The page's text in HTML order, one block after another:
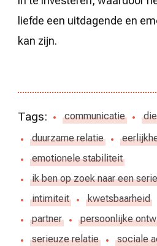
liefde een uitdagende en
kan zijn.
Tags: communicatie
duurzame relatie
emotionele stabiliteit
ik ben op zoek naar een
intimiteit
kwetsbaarheid
partner
persoonlijke
serieuze relatie
sociale